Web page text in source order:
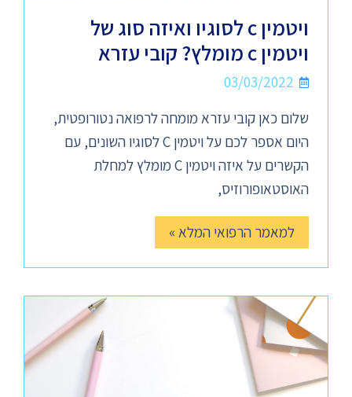
ויטמין c לסוגיו ואיזה סוג של
ויטמין c מומלץ? קובי עזרא
03/03/2022
שלום כאן קובי עזרא מומחה לרפואה נטורופטית,
היום אספר לכם על ויטמין C לסוגיו השונים, עם
הקשרים על איזה ויטמין C מומלץ למחלת
האוסטאופורוזיס,
למאמר הרפואי המלא »